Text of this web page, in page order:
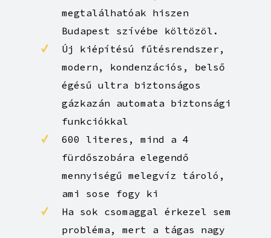
kitanultad magad, akkor
várnak a közeli pub-ok,
éttermek, kedvelt
szórakozóhelyek, melyek 400
méteres távolságon belül
megtalálhatóak hiszen
Budapest szívébe költözöl.
Új kiépítésú fűtésrendszer,
modern, kondenzációs, belső
égésű ultra biztonságos
gázkazán automata biztonsági
funkciókkal
600 literes, mind a 4